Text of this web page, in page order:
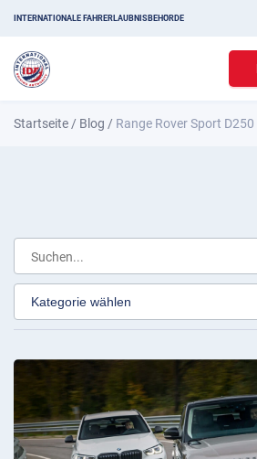
INTERNATIONALE FAHRERLAUBNISBEHÖRDE
Startseite / Blog / Range Rover Sport